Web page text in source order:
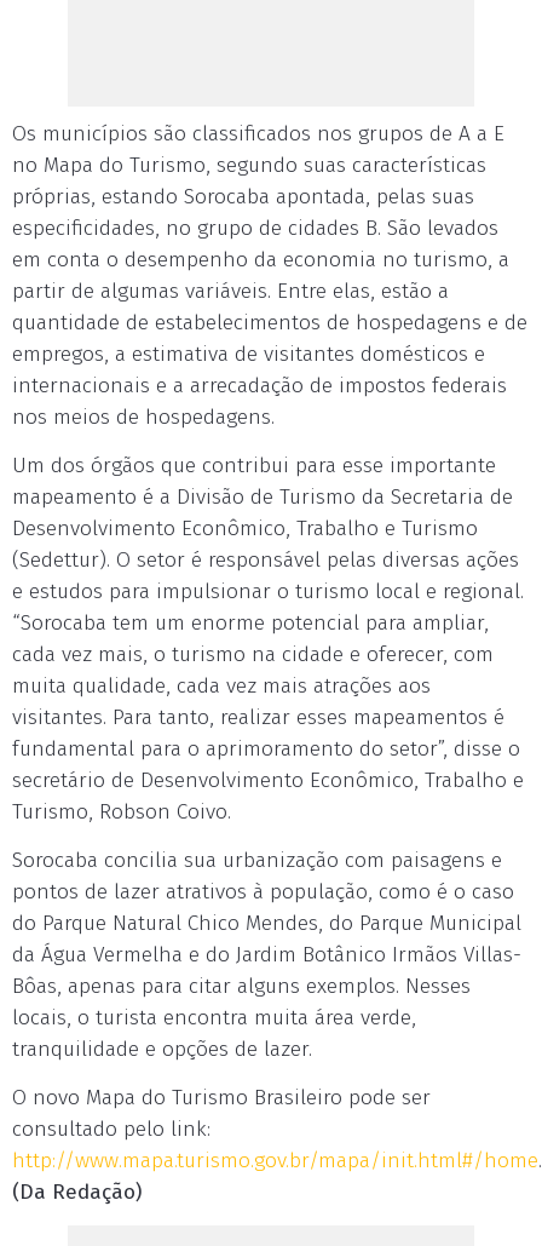
Os municípios são classificados nos grupos de A a E
no Mapa do Turismo, segundo suas características
próprias, estando Sorocaba apontada, pelas suas
especificidades, no grupo de cidades B. São levados
em conta o desempenho da economia no turismo, a
partir de algumas variáveis. Entre elas, estão a
quantidade de estabelecimentos de hospedagens e de
empregos, a estimativa de visitantes domésticos e
internacionais e a arrecadação de impostos federais
nos meios de hospedagens.
Um dos órgãos que contribui para esse importante
mapeamento é a Divisão de Turismo da Secretaria de
Desenvolvimento Econômico, Trabalho e Turismo
(Sedettur). O setor é responsável pelas diversas ações
e estudos para impulsionar o turismo local e regional.
“Sorocaba tem um enorme potencial para ampliar,
cada vez mais, o turismo na cidade e oferecer, com
muita qualidade, cada vez mais atrações aos
visitantes. Para tanto, realizar esses mapeamentos é
fundamental para o aprimoramento do setor”, disse o
secretário de Desenvolvimento Econômico, Trabalho e
Turismo, Robson Coivo.
Sorocaba concilia sua urbanização com paisagens e
pontos de lazer atrativos à população, como é o caso
do Parque Natural Chico Mendes, do Parque Municipal
da Água Vermelha e do Jardim Botânico Irmãos Villas-
Bôas, apenas para citar alguns exemplos. Nesses
locais, o turista encontra muita área verde,
tranquilidade e opções de lazer.
O novo Mapa do Turismo Brasileiro pode ser
consultado pelo link:
http://www.mapa.turismo.gov.br/mapa/init.html#/home.
(Da Redação)